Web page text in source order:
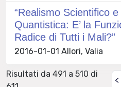
“Realismo Scientifico
Quantistica: E’ la
Radice di Tutti i Mali?”
2016-01-01 Allori, Valia
Risultati da 491 a 510 di